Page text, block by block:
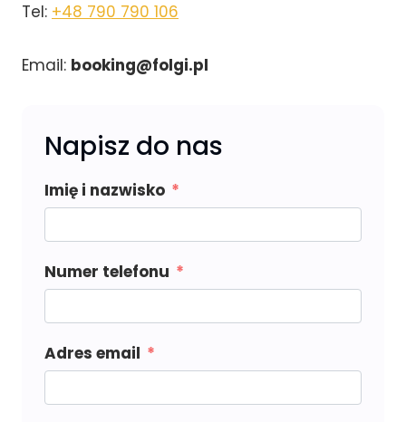
Tel: +48 790 790 106
Email: booking@folgi.pl
Napisz do nas
Imię i nazwisko
Numer telefonu
Adres email